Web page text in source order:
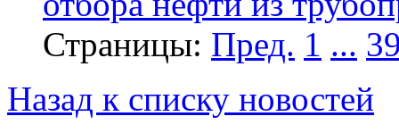
Страницы: Пред. 1 ...
Назад к списку новостей